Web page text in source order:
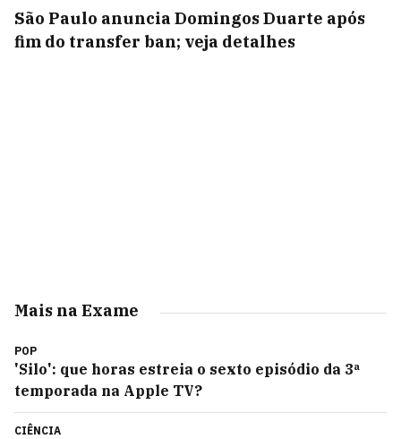
São Paulo anuncia Domingos Duarte após
fim do transfer ban; veja detalhes
Mais na Exame
POP
'Silo': que horas estreia o sexto episódio da 3ª
temporada na Apple TV?
CIÊNCIA